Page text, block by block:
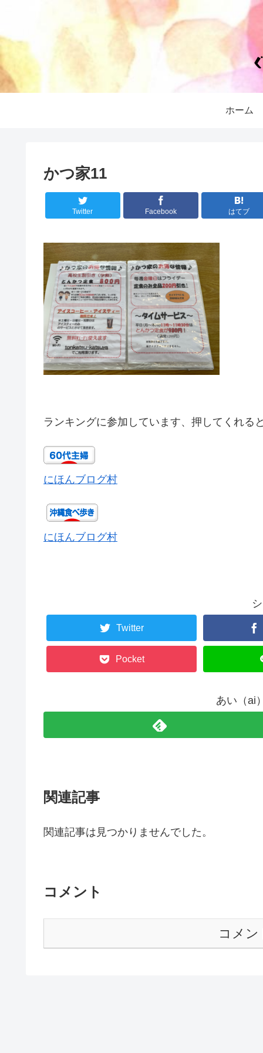
ホーム
かつ家11
Twitter Facebook はてブ
ランキングに参加しています、押してくれる
にほんブログ村
にほんブログ村
Twitter
Pocket
あい（ai
関連記事
関連記事は見つかりませんでした。
コメント
コメン